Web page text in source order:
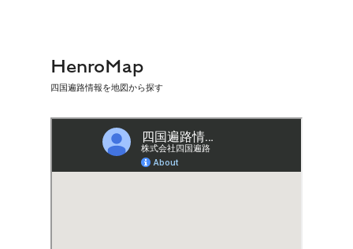
HenroMap
四国遍路情報を地図から探す